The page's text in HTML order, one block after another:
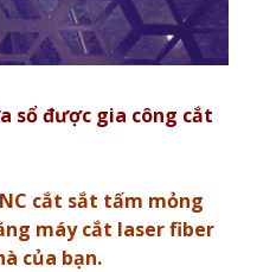
sổ được gia công cắt
cắt sắt tấm mỏng
máy cắt laser fiber
của bạn.